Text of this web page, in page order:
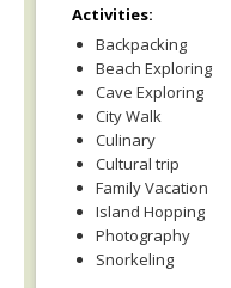
Activities:
Backpacking
Beach Exploring
Cave Exploring
City Walk
Culinary
Cultural trip
Family Vacation
Island Hopping
Photography
Snorkeling